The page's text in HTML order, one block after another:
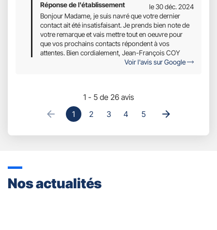
Réponse de l'établissement
le 30 déc. 2024
Bonjour Madame, je suis navré que votre dernier
contact ait été insatisfaisant. Je prends bien note de
votre remarque et vais mettre tout en oeuvre pour
que vos prochains contacts répondent à vos
attentes. Bien cordialement, Jean-François COY
Voir l'avis sur Google
1 - 5 de 26 avis
1
2 3 4 5
Nos actualités